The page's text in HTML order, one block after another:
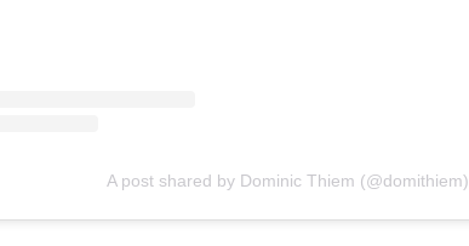
A post shared by Dominic Thiem (@domithiem)